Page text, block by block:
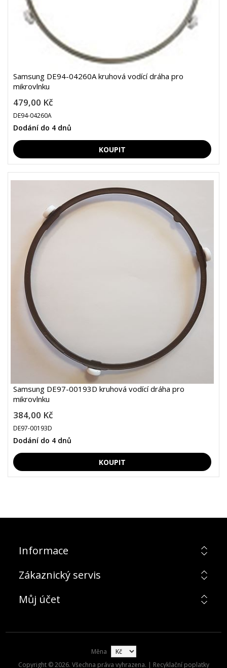
Samsung DE94-04260A kruhová vodící dráha pro
mikrovlnku
479,00 Kč
DE94-04260A
Dodání do 4 dnů
Samsung DE97-00193D kruhová vodící dráha pro
mikrovlnku
384,00 Kč
DE97-00193D
Dodání do 4 dnů
Informace
Zákaznický servis
Můj účet
Měna
Copyright © 2026. Všechna práva vyhrazena. | Recyklační poplatky